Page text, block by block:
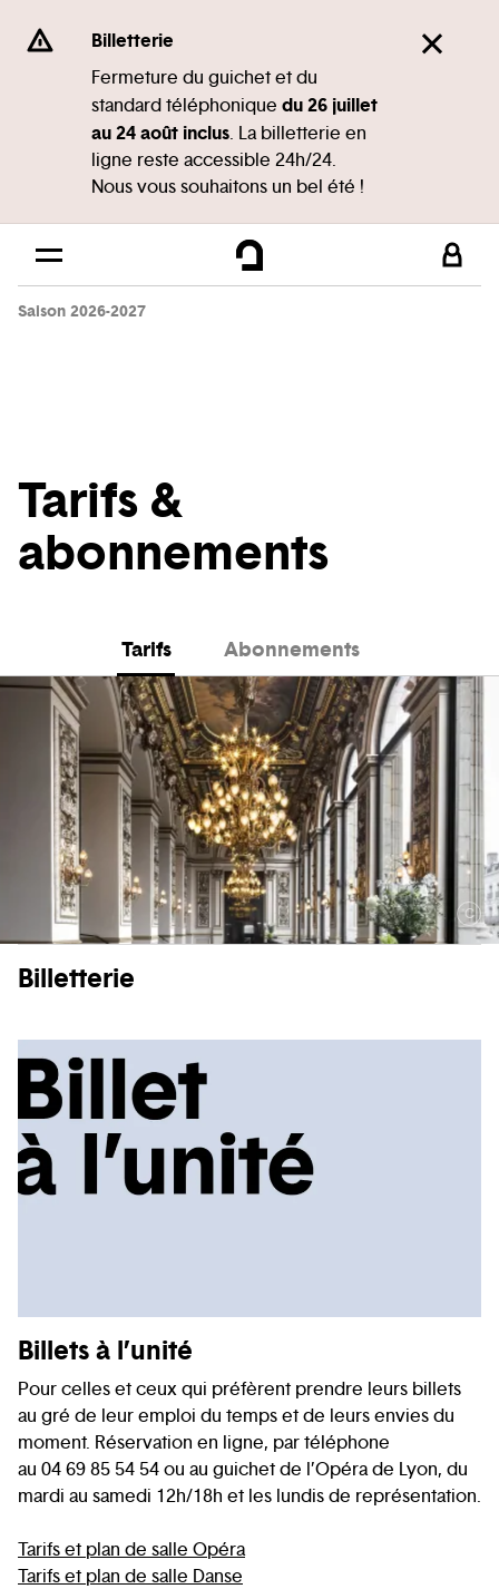
Se rendre au
Contenu principal
Pied de page
Billetterie
Fermeture du guichet et du
standard téléphonique du 26 juillet
au 24 août inclus. La billetterie en
ligne reste accessible 24h/24.
Nous vous souhaitons un bel été !
Saison 2026-2027
Tarifs &
abonnements
Tarifs Abonnements
C
Billetterie
Billets à l’unité
Pour celles et ceux qui préfèrent prendre leurs billets
au gré de leur emploi du temps et de leurs envies du
moment. Réservation en ligne, par téléphone
au 04 69 85 54 54 ou au guichet de l’Opéra de Lyon, du
mardi au samedi 12h/18h et les lundis de représentation.
Tarifs et plan de salle Opéra
Tarifs et plan de salle Danse